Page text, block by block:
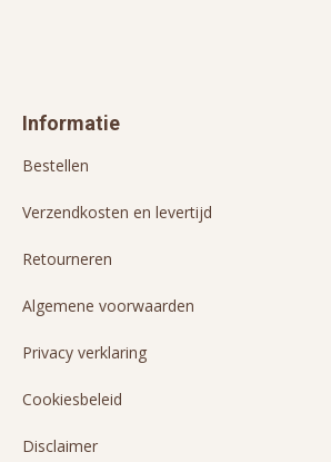
Informatie
Bestellen
Verzendkosten en levertijd
Retourneren
Algemene voorwaarden
Privacy verklaring
Cookiesbeleid
Disclaimer